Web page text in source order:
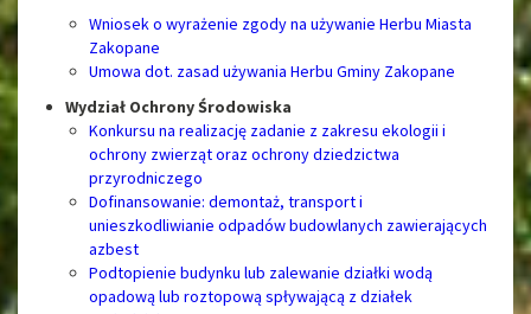
Wniosek o wyrażenie zgody na używanie Herbu Miasta
Zakopane
Umowa dot. zasad używania Herbu Gminy Zakopane
Wydział Ochrony Środowiska
Konkursu na realizację zadanie z zakresu ekologii i
ochrony zwierząt oraz ochrony dziedzictwa
przyrodniczego
Dofinansowanie: demontaż, transport i
unieszkodliwianie odpadów budowlanych zawierających
azbest
Podtopienie budynku lub zalewanie działki wodą
opadową lub roztopową spływającą z działek